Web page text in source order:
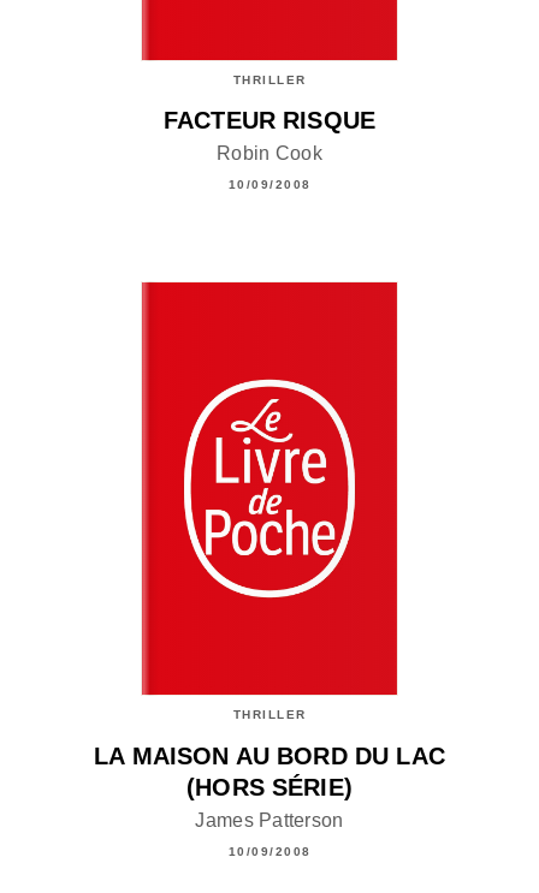
THRILLER
FACTEUR RISQUE
Robin Cook
10/09/2008
THRILLER
LA MAISON AU BORD DU LAC
(HORS SÉRIE)
James Patterson
10/09/2008